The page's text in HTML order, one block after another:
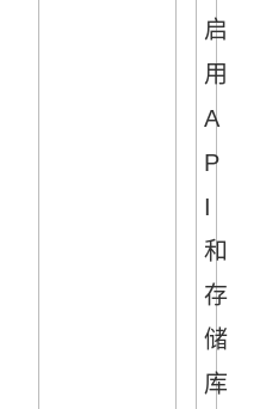
启
用
A
P
I
和
存
储
库